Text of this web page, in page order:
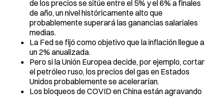
de los precios se sitúe entre el 5% y el 6% a finales
de año, un nivel históricamente alto que
probablemente superará las ganancias salariales
medias.
La Fed se fijó como objetivo que la inflación llegue a
un 2% anualizada.
Pero si la Unión Europea decide, por ejemplo, cortar
el petróleo ruso, los precios del gas en Estados
Unidos probablemente se acelerarían.
Los bloqueos de COVID en China están agravando